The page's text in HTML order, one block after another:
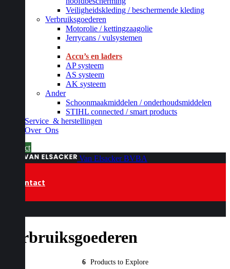
Veiligheidskleding / beschermende kleding
Verbruiksgoederen
Motorolie / kettingzaagolie
Jerrycans / vulsystemen
Accu’s en laders
AP systeem
AS systeem
AK systeem
Ander
Schoonmaakmiddelen / onderhoudsmiddelen
STIHL connected / smart products
Service & herstellingen
Over Ons
Contact
Van Elsacker BVBA
Contact
Verbruiksgoederen
6 Products to Explore